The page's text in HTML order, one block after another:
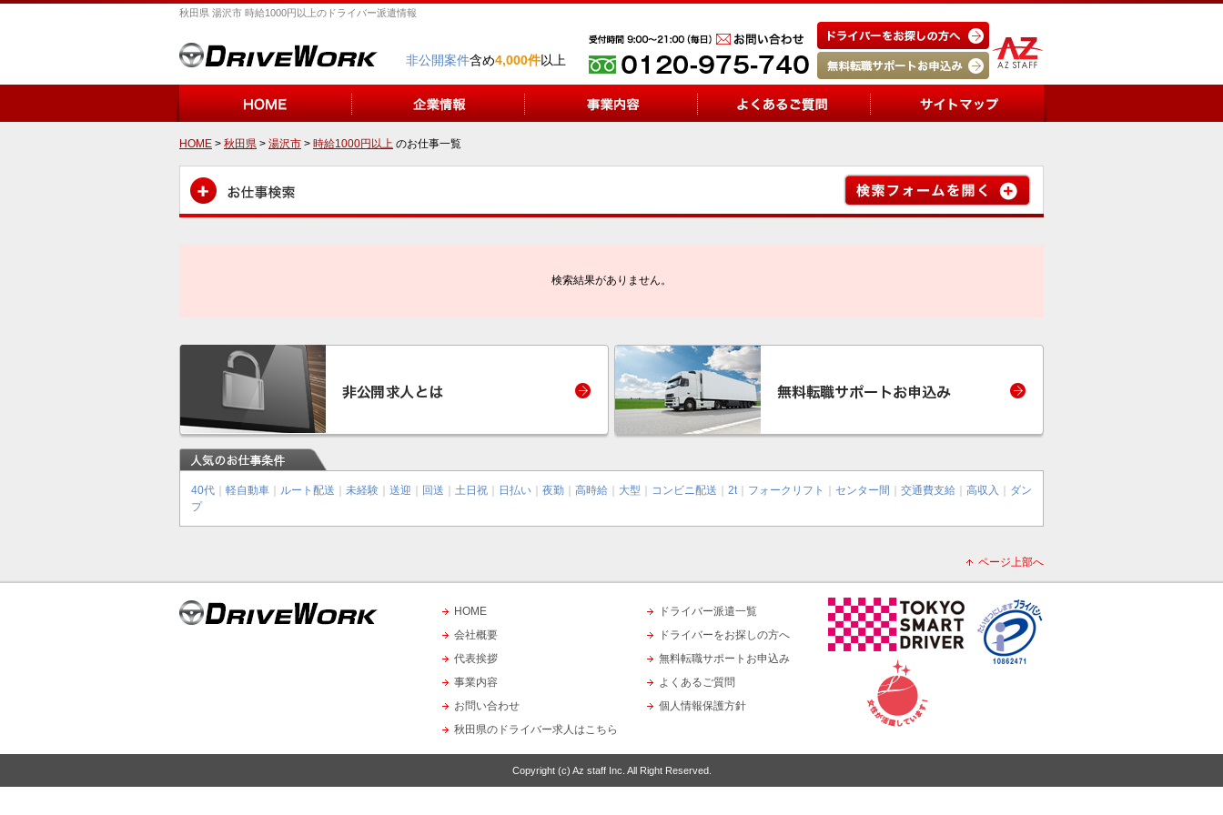
秋田県 湯沢市 時給1000円以上のドライバー派遣情報
非公開案件含め4,000件以上
HOME > 秋田県 > 湯沢市 > 時給1000円以上 のお仕事一覧
検索結果がありません。
40代 軽自動車 ルート配送 未経験 送迎 回送 土日祝 日払い 夜勤 高時給 大型 コンビニ配送 2t｜ フォークリフト センター間 交通費支給 高収入
ダン
プ
ページ上部へ
HOME
会社概要
代表挨拶
事業内容
お問い合わせ
秋田県のドライバー求人はこちら
ドライバー派遣一覧
ドライバーをお探しの方へ
無料転職サポートお申込み
よくあるご質問
個人情報保護方針
Copyright (c) Az staff Inc. All Right Reserved.